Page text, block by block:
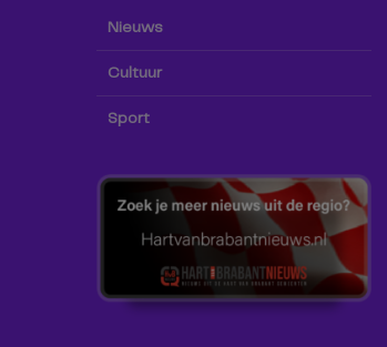
Nieuws
Cultuur
Sport